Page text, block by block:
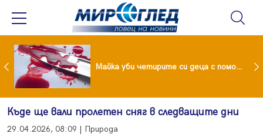
Проф.Кантарджиев: Пазете се от комарите и полово предаваните инфекции Майка уби четирите си деца с помощта на баба им, след което се самоуби
Къде ще вали пролетен сняг в следващите дни
29.04.2026, 08:09 | Природа